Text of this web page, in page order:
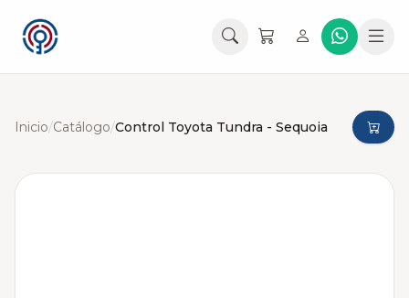
Inicio/Catálogo/Control Toyota Tundra - Sequoia